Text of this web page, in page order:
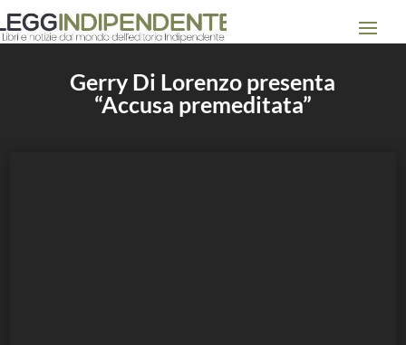
Gerry Di Lorenzo presenta
“Accusa premeditata”